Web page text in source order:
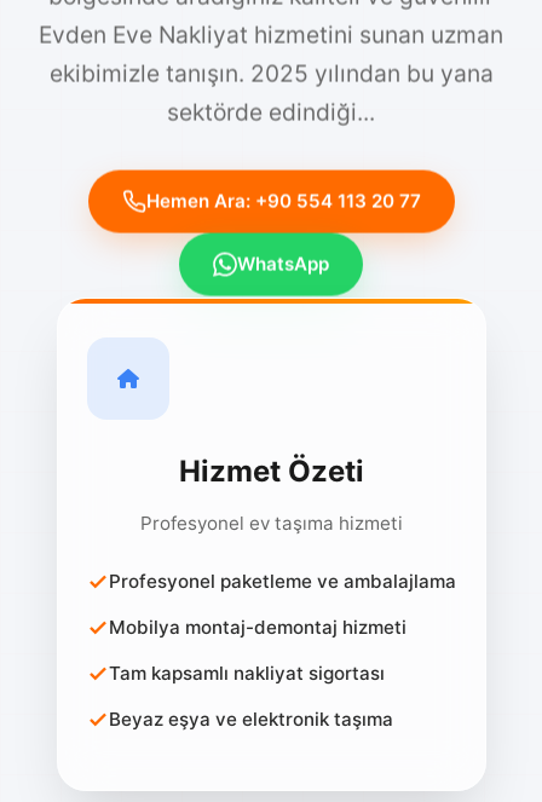
Evden Eve Nakliyat hizmetini sunan uzman
ekibimizle tanışın. 2025 yılından bu yana
sektörde edindiği...
Hizmet Özeti
Profesyonel ev taşıma hizmeti
Profesyonel paketleme ve ambalajlama
Mobilya montaj-demontaj hizmeti
Tam kapsamlı nakliyat sigortası
Beyaz eşya ve elektronik taşıma